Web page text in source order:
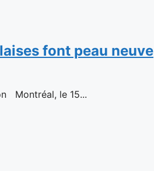
font peau neuve
Montréal, le 15...